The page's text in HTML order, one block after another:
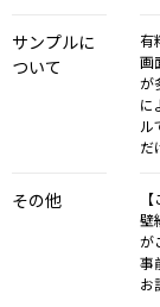
サンプルに
ついて
有
画
が
に
ル
だ
その他
壁
が
事
お